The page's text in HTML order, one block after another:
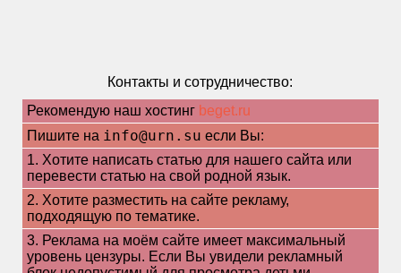
Контакты и сотрудничество:
Рекомендую наш хостинг beget.ru
Пишите на info@urn.su если Вы:
1. Хотите написать статью для нашего сайта или
перевести статью на свой родной язык.
2. Хотите разместить на сайте рекламу,
подходящую по тематике.
3. Реклама на моём сайте имеет максимальный
уровень цензуры. Если Вы увидели рекламный